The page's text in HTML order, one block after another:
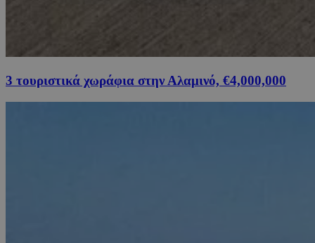
3 τουριστικά χωράφια στην Αλαμινό, €4,000,000